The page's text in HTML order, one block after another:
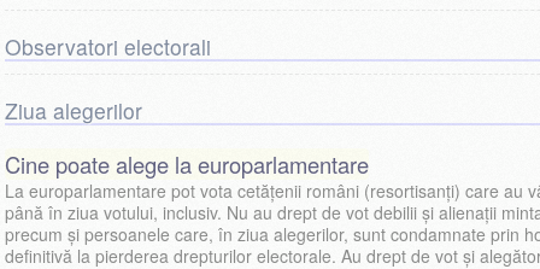
Observatori electorali
Ziua alegerilor
Cine poate alege la europarlamentare
La europarlamentare pot vota cetățenii români (resortisanți) care au
până în ziua votului, inclusiv. Nu au drept de vot debilii și alienații
precum și persoanele care, în ziua alegerilor, sunt condamnate prin
definitivă la pierderea drepturilor electorale. Au drept de vot și